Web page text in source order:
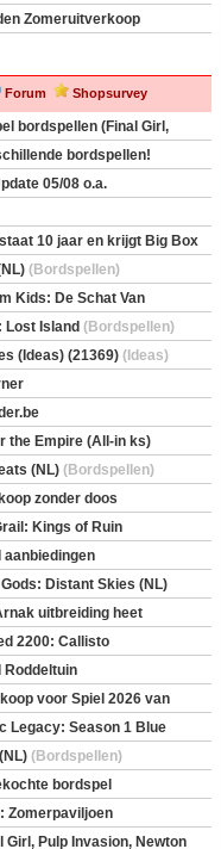
Zomeruitverkoop
Forum Shopsurvey
bordspellen (Final Girl,
Invader)bordspellen!
05/08 o.a.
20 Strong
10 jaar en krijgt Big Box
(Bordspellen)
Kids: De Schat Van
Lost Island (Bordspellen)
(Ideas) (21369) (Ideas)
the Empire (All-in ks)
(NL) (Bordspellen)
zonder doos
Kings of Ruin
(Bordspellen)
aanbiedingen
Distant Skies (NL)
uitbreiding heet
2200: Callisto
Roddeltuin
voor Spiel 2026 van
Legacy: Season 1 Blue
(Bordspellen)
bordspel
Zomerpaviljoen
Girl, Pulp Invasion, Newton